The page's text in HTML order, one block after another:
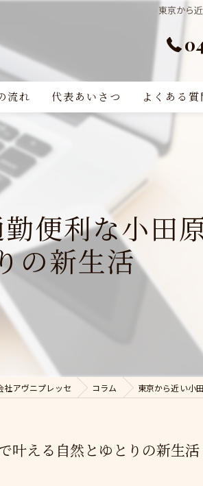
東京から
流れ 代表あいさつ よくある質
便利な小田
の新生活
社アヴニプレッセ コラム 東京から近い小
叶える自然とゆとりの新生活